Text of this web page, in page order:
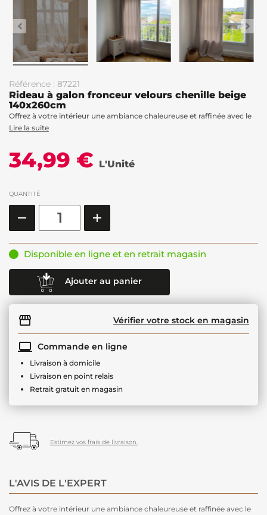
Référence : 87221
Rideau à galon fronceur velours chenille beige
140x260cm
Offrez à votre intérieur une ambiance chaleureuse et raffinée avec le
Lire la suite
34,99 € L'Unité
QUANTITÉ
Disponible en ligne et en retrait magasin
Ajouter au panier
Vérifier votre stock en magasin
Commande en ligne
Livraison à domicile
Livraison en point relais
Retrait gratuit en magasin
Estimez vos frais de livraison.
L'AVIS DE L'EXPERT
Offrez à votre intérieur une ambiance chaleureuse et raffinée avec le